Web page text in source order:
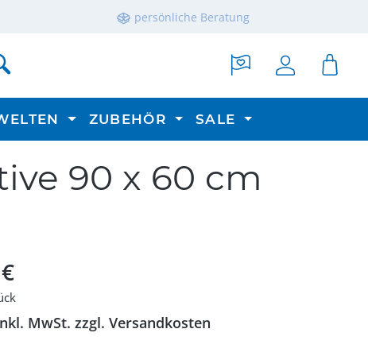
persönliche Beratung
ZUBEHÖR SALE
90 x 60 cm
MwSt. zzgl. Versandkosten